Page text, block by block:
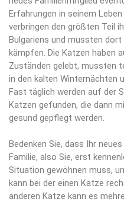
Erfahrungen in seinem
verbringen den größten Teil
Bulgariens und mussten
kämpfen. Die Katzen haben
Zuständen gelebt, mussten
in den kalten Winternächten
Fast täglich werden auf der
Katzen gefunden, die dann
gesund gepflegt werden.
Bedenken Sie, dass Ihr
Familie, also Sie, erst
Situation gewöhnen muss,
kann bei der einen Katze
anderen Katze kann es